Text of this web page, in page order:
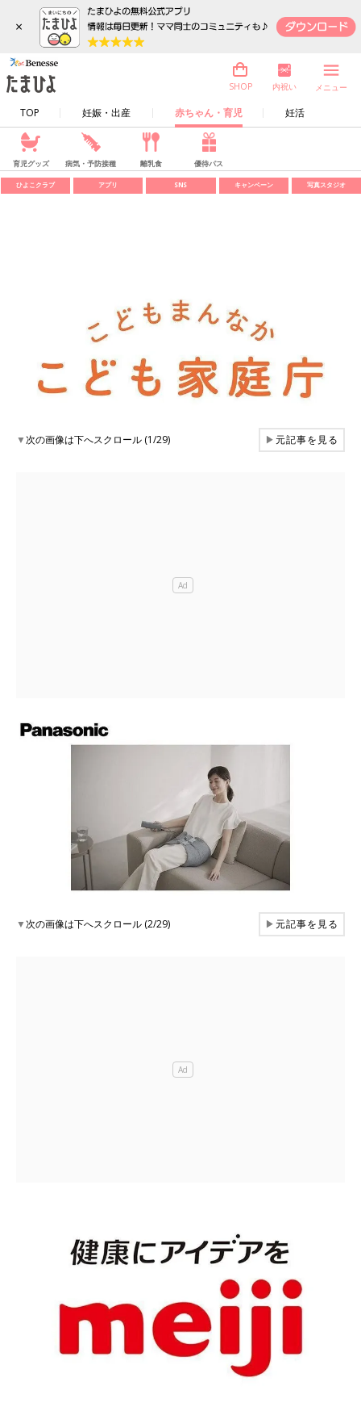
×
TOP 妊娠・出産 赤ちゃん・育児 妊活
SHOP 内祝い メニュー
育児グッズ 病気・予防接種 離乳食 優待パス
ひよこクラブ アプリ SNS キャンペーン 写真スタジオ
▼次の画像は下へスクロール (1/29) ▶元記事を見る
▼次の画像は下へスクロール (2/29) ▶元記事を見る